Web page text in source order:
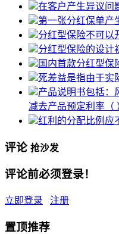
在客户产生异议问
第一张分红保单产
分红型保险不可以
分红型保险的设计
国内首款分红型保
死差益是指由于实
产品说明书包括：
减去产品预定利率（
红利的分配比例应
评论 抢沙发
评论前必须登录！
立即登录 注册
置顶推荐